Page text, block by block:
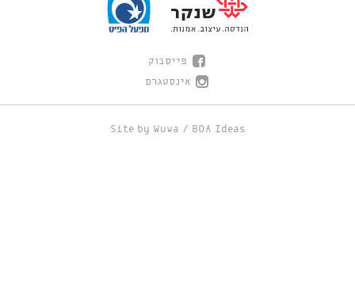
פייסבוק
אינסטגרם
Site by Wuwa / BOA Ideas